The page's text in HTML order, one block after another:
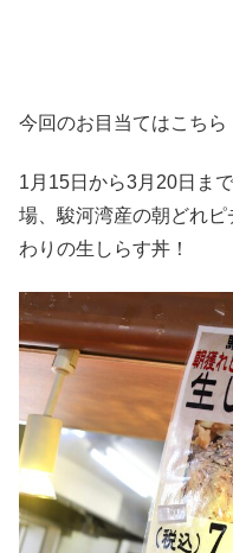
今回のお目当てはこちら
1月15日から3月20日ま
場、駿河湾産の朝どれ
わりの生しらす丼！